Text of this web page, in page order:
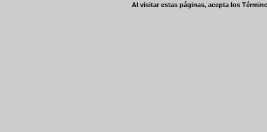
Al visitar estas páginas, acepta los